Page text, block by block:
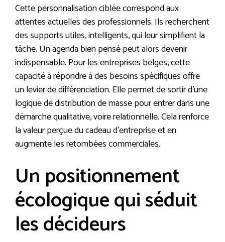
Cette personnalisation ciblée correspond aux
attentes actuelles des professionnels. Ils recherchent
des supports utiles, intelligents, qui leur simplifient la
tâche. Un agenda bien pensé peut alors devenir
indispensable. Pour les entreprises belges, cette
capacité à répondre à des besoins spécifiques offre
un levier de différenciation. Elle permet de sortir d’une
logique de distribution de masse pour entrer dans une
démarche qualitative, voire relationnelle. Cela renforce
la valeur perçue du cadeau d’entreprise et en
augmente les retombées commerciales.
Un positionnement
écologique qui séduit
les décideurs